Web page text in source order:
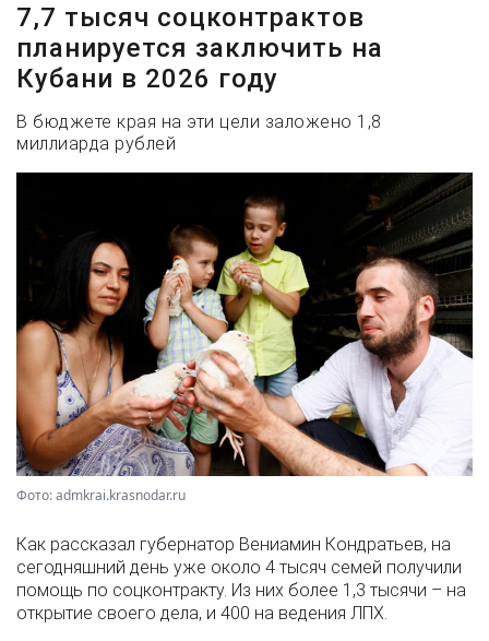
7,7 тысяч соцконтрактов
планируется заключить на
Кубани в 2026 году
В бюджете края на эти цели заложено 1,8
миллиарда рублей
Фото: admkrai.krasnodar.ru
Как рассказал губернатор Вениамин Кондратьев, на
сегодняшний день уже около 4 тысяч семей получили
помощь по соцконтракту. Из них более 1,3 тысячи – на
открытие своего дела, и 400 на ведения ЛПХ.